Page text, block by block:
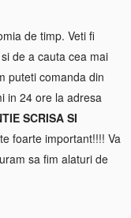
de timp. Veti fi
de a cauta cea mai
puteti comanda din
in 24 ore la adresa
SCRISA SI
foarte important!!!! Va
sa fim alaturi de